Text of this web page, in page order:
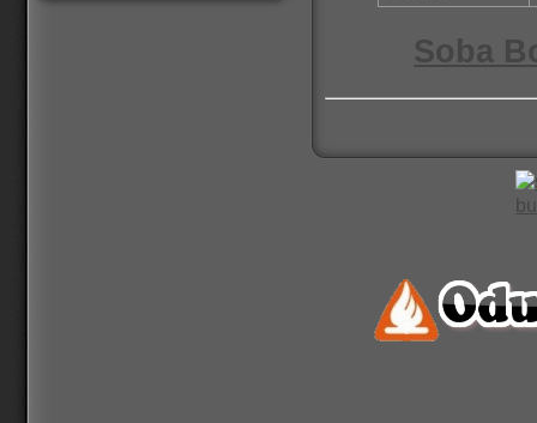
Soba